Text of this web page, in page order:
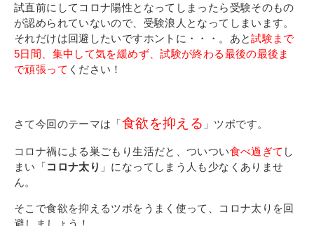
その他
個人情報の取り扱いについて
1号館総合受付：〒194-0022 東京都町田市森野1-7-8
試直前にしてコロナ陽性となってしまったら受験そのもの
が認められていないので、受験浪人となってしまいます。
それだけは回避したいですホントに・・・。あと試験まで
5日間、集中して気を緩めず、試験が終わる最後の最後ま
で頑張って ください！
さて今回のテーマは「食欲を抑える 」ツボです。
コロナ禍による巣ごもり生活だと、ついつい食べ過ぎて し
まい「コロナ太り 」になってしまう人も少なくありませ
ん。
そこで食欲を抑えるツボをうまく使って、コロナ太りを回
避しましょう！